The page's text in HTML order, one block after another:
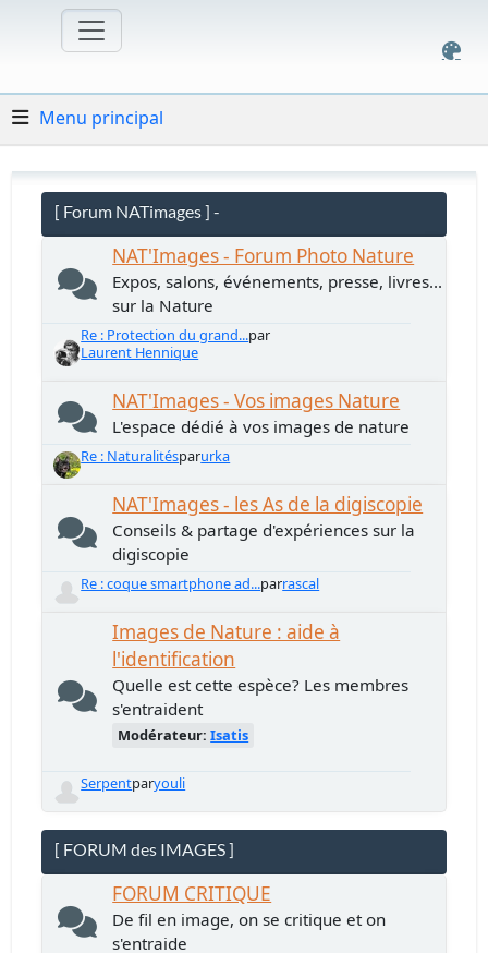
Menu principal
[ Forum NATimages ] -
NAT'Images - Forum Photo Nature
Expos, salons, événements, presse, livres...
sur la Nature
Re : Protection du grand...par
Laurent Hennique
NAT'Images - Vos images Nature
L'espace dédié à vos images de nature
Re : Naturalitésparurka
NAT'Images - les As de la digiscopie
Conseils & partage d'expériences sur la
digiscopie
Re : coque smartphone ad...parrascal
Images de Nature : aide à
l'identification
Quelle est cette espèce? Les membres
s'entraident
Modérateur:Isatis
Serpentparyouli
[ FORUM des IMAGES ]
FORUM CRITIQUE
De fil en image, on se critique et on
s'entraide